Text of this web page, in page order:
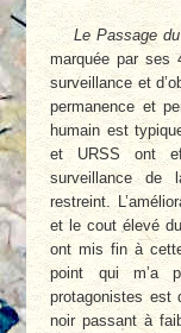
Le Passage
marquée par ses
surveillance et
permanence et
humain est
et URSS ont
surveillance de
restreint.
et le cout élevé
ont mis fin à
point qui m’a
protagonistes est
noir passant à